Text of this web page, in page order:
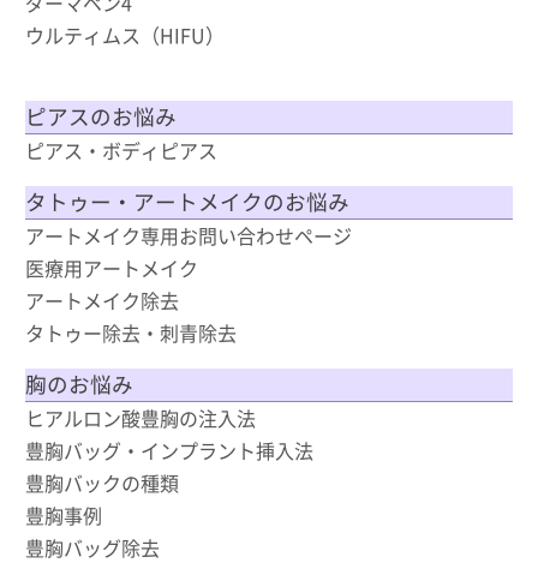
ウルティムス（HIFU）
ピアスのお悩み
ピアス・ボディピアス
タトゥー・アートメイクのお悩み
アートメイク専用お問い合わせページ
医療用アートメイク
アートメイク除去
タトゥー除去・刺青除去
胸のお悩み
ヒアルロン酸豊胸の注入法
豊胸バッグ・インプラント挿入法
豊胸バックの種類
豊胸事例
豊胸バッグ除去